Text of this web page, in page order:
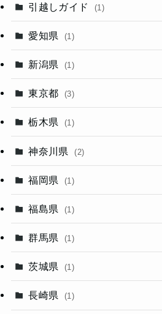
引越しガイド (1)
愛知県 (1)
新潟県 (1)
東京都 (3)
栃木県 (1)
神奈川県 (2)
福岡県 (1)
福島県 (1)
群馬県 (1)
茨城県 (1)
長崎県 (1)